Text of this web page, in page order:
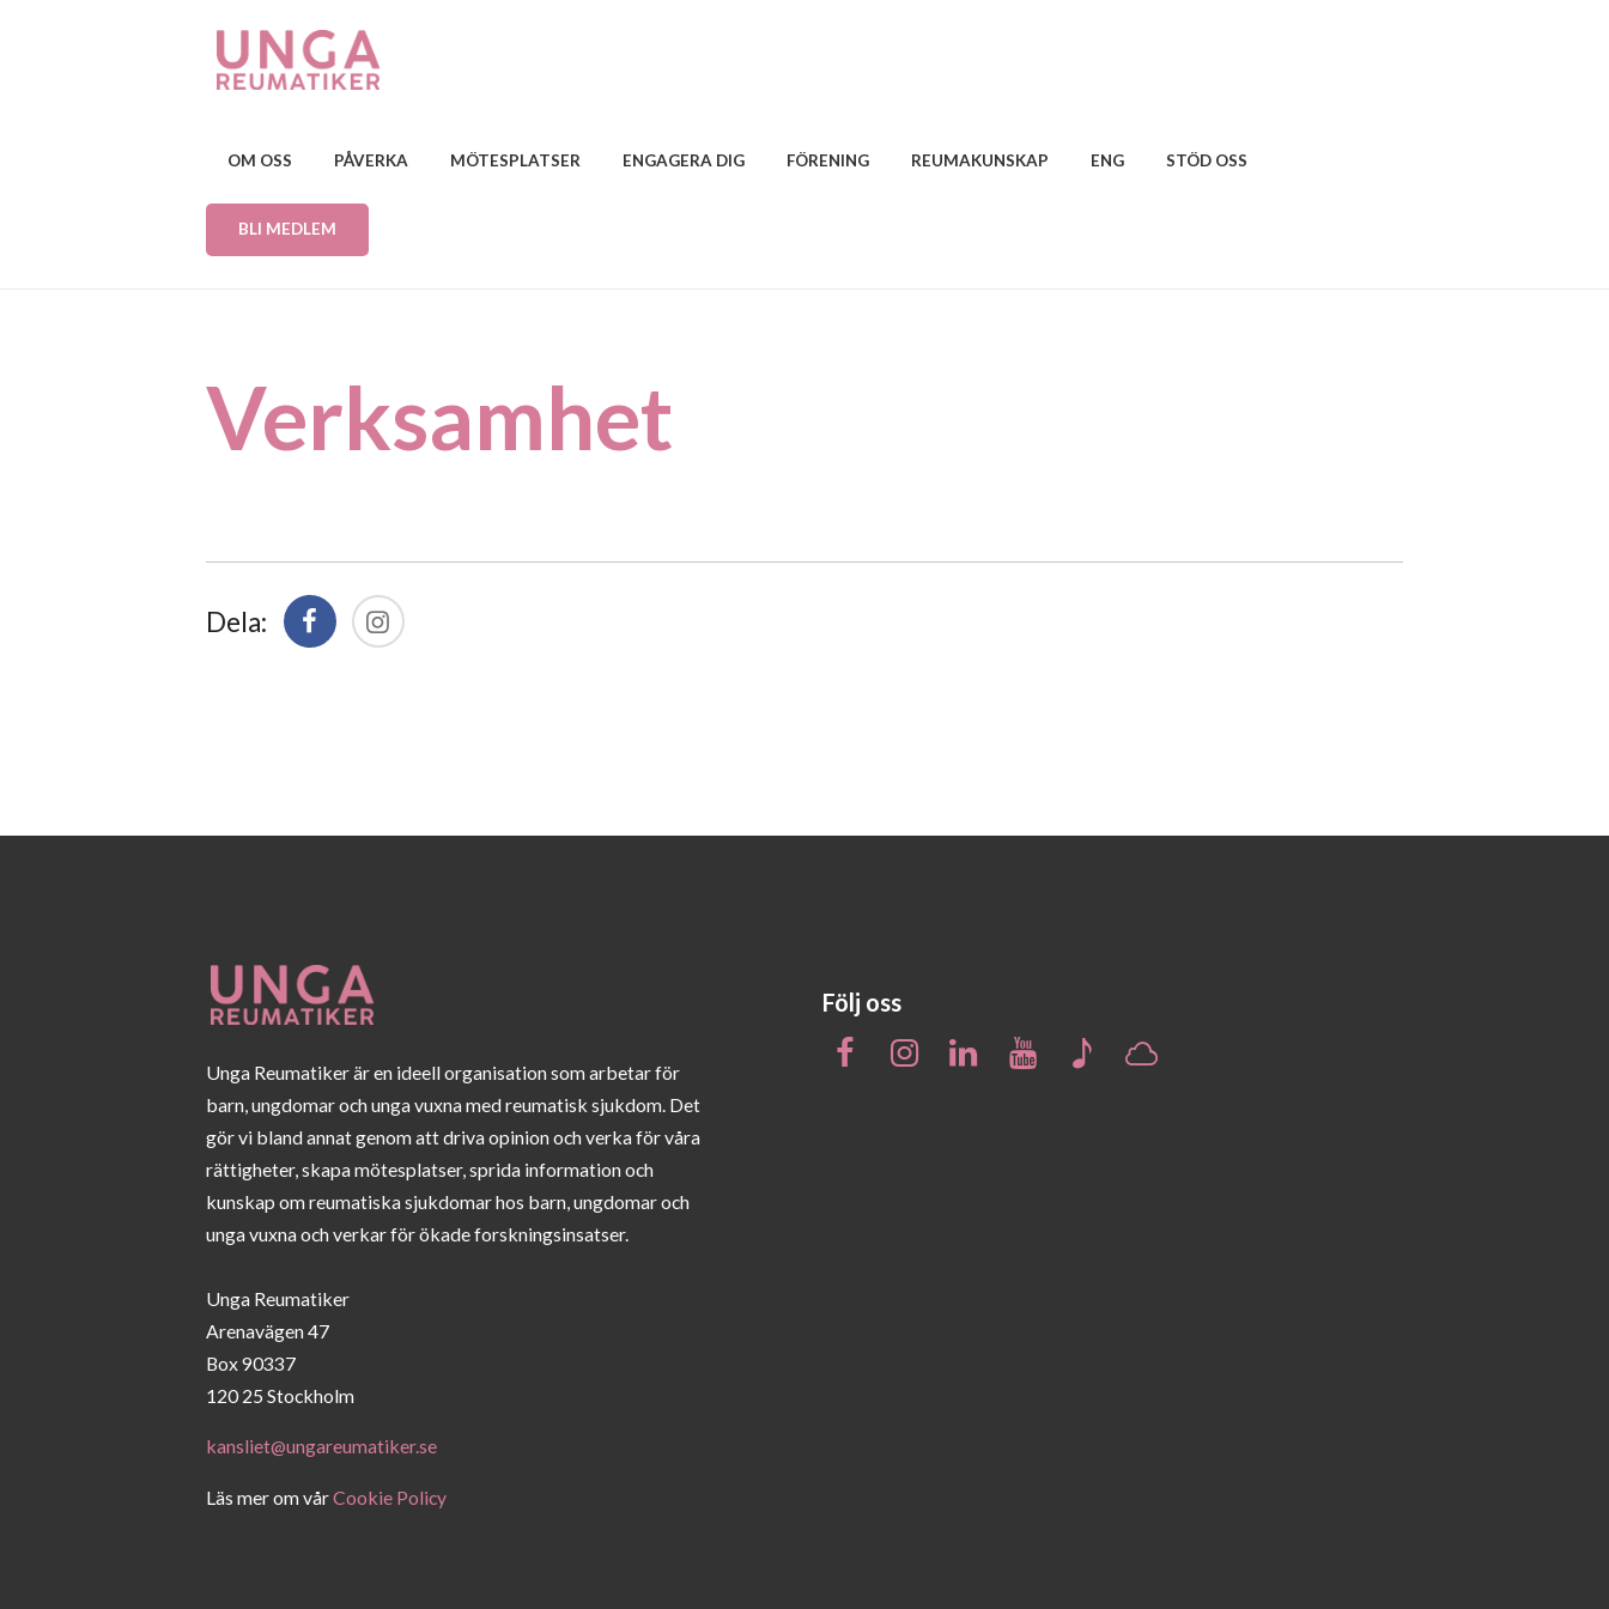
OM OSS PÅVERKA MÖTESPLATSER ENGAGERA DIG FÖRENING REUMAKUNSKAP ENG STÖD OSS
BLI MEDLEM
Verksamhet
Dela:
Unga Reumatiker är en ideell organisation som arbetar för
barn, ungdomar och unga vuxna med reumatisk sjukdom. Det
gör vi bland annat genom att driva opinion och verka för våra
rättigheter, skapa mötesplatser, sprida information och
kunskap om reumatiska sjukdomar hos barn, ungdomar och
unga vuxna och verkar för ökade forskningsinsatser.
Unga Reumatiker
Arenavägen 47
Box 90337
120 25 Stockholm
kansliet@ungareumatiker.se
Läs mer om vårCookie Policy
Följ oss